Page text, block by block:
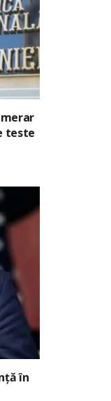
teste
în